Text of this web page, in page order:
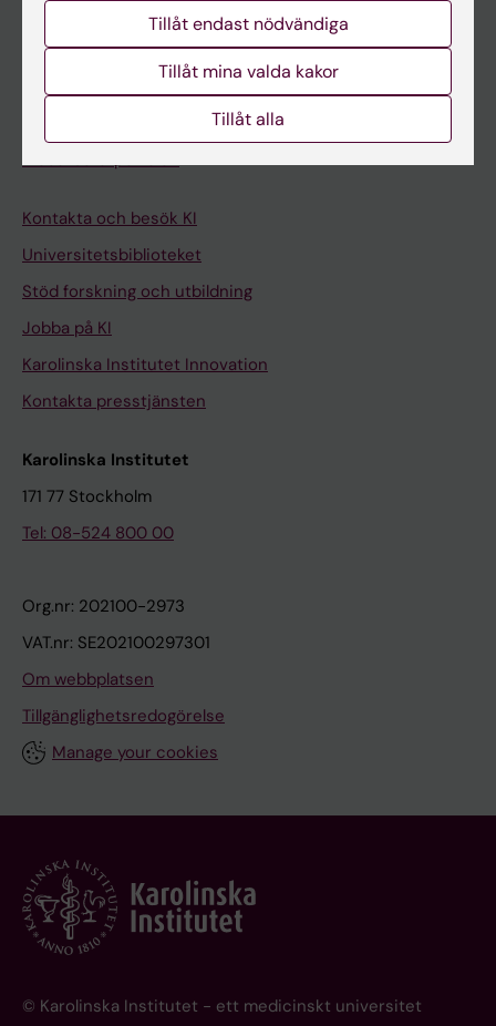
Kurs- och programwebbar
Student på KI
Medarbetarportalen
Kontakta och besök KI
Universitetsbiblioteket
Stöd forskning och utbildning
Jobba på KI
Karolinska Institutet Innovation
Kontakta presstjänsten
Karolinska Institutet
171 77 Stockholm
Tel: 08-524 800 00
Org.nr: 202100-2973
VAT.nr: SE202100297301
Om webbplatsen
Tillgänglighetsredogörelse
Manage your cookies
© Karolinska Institutet - ett medicinskt universitet
Tillåt endast nödvändiga
Tillåt mina valda kakor
Tillåt alla